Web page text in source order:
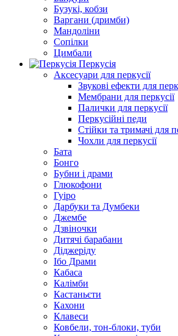
Бузукі, кобзи
Варгани (дримби)
Мандоліни
Сопілки
Цимбали
Перкусія
Аксесуари для перкусії
Звукові ефекти для
Мембрани для перкусії
Палички для перкусії
Перкусійні педи
Стійки та тримачі для
Чохли для перкусії
Бата
Бонго
Бубни і драми
Глюкофони
Гуіро
Дарбуки та Думбеки
Джембе
Дзвіночки
Дитячі барабани
Діджеріду
Ібо Драми
Кабаса
Калімби
Кастаньєти
Кахони
Клавеси
Ковбели, тон-блоки, туби